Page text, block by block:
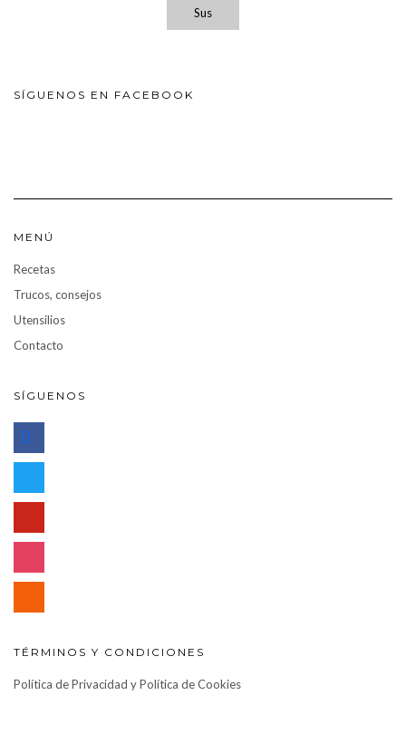
Sus
SÍGUENOS EN FACEBOOK
MENÚ
Recetas
Trucos, consejos
Utensilios
Contacto
SÍGUENOS
facebook
twitter
pinterest
instagram
rss
TÉRMINOS Y CONDICIONES
Política de Privacidad y Política de Cookies